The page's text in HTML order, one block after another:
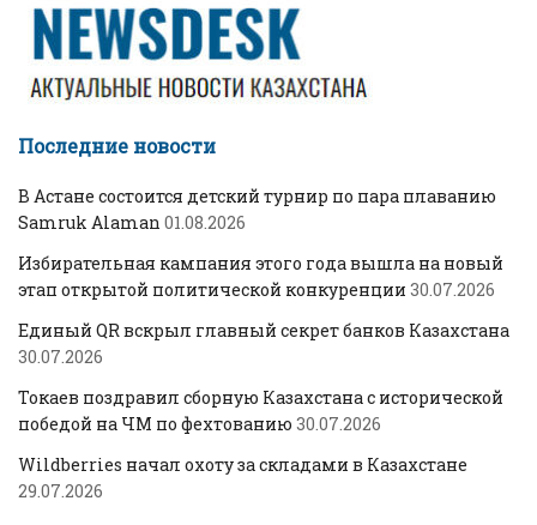
Последние новости
В Астане состоится детский турнир по пара плаванию
Samruk Alaman 01.08.2026
Избирательная кампания этого года вышла на новый
этап открытой политической конкуренции 30.07.2026
Единый QR вскрыл главный секрет банков Казахстана
30.07.2026
Токаев поздравил сборную Казахстана с исторической
победой на ЧМ по фехтованию 30.07.2026
Wildberries начал охоту за складами в Казахстане
29.07.2026